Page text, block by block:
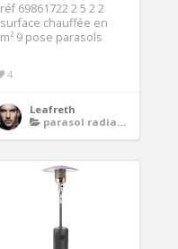
réf 69861722 2 5 2 2
surface chauffée en
m² 9 pose parasols
4
Leafreth
parasol radiateur chauffant